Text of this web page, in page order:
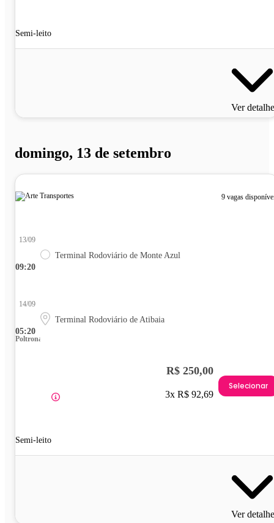
Semi-leito
Ver
domingo, 13 de setembro
9 vagas
09:20
13/09
Terminal Rodoviário de Monte Azul
05:20
14/09
Terminal Rodoviário de Atibaia
Poltrona
Semi-leito
R$ 250,00
3x R$ 92,69
Selecionar
Ver